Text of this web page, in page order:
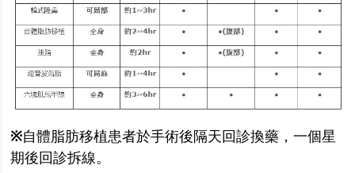
※自體脂肪移植患者於手術後隔天回診換藥，一個星
期後回診拆線。